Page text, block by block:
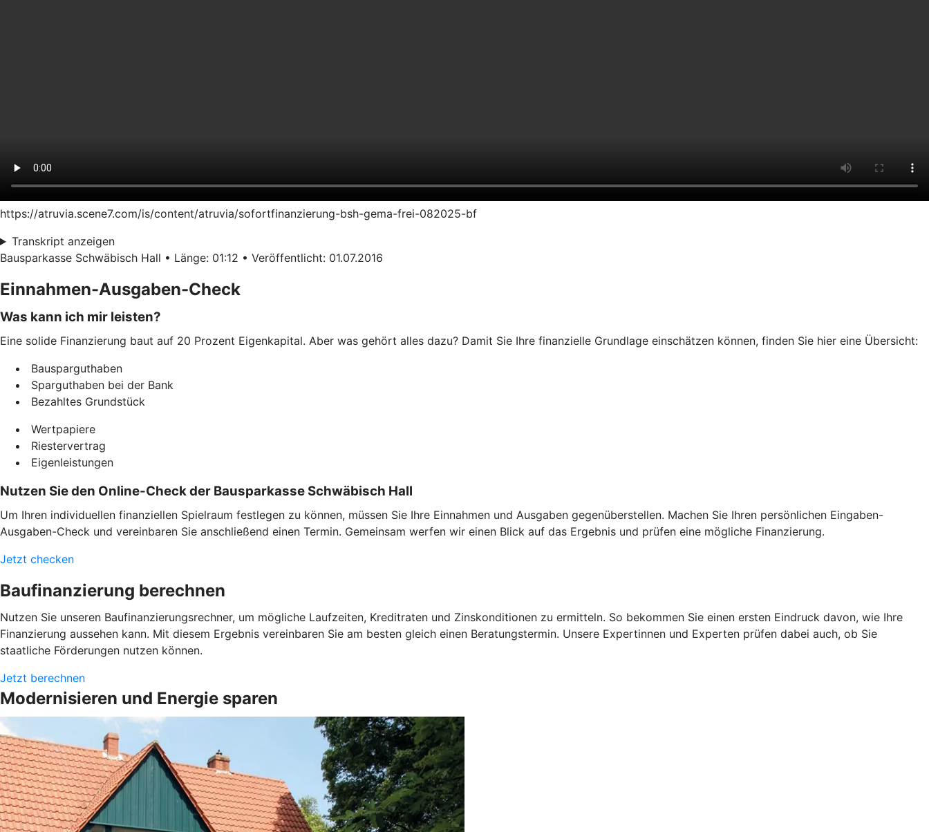
https://atruvia.scene7.com/is/content/atruvia/sofortfinanzierung-bsh-gema-frei-082025-bf
Transkript anzeigen
Bausparkasse Schwäbisch Hall • Länge: 01:12 • Veröffentlicht: 01.07.2016
Einnahmen-Ausgaben-Check
Was kann ich mir leisten?
Eine solide Finanzierung baut auf 20 Prozent Eigenkapital. Aber was gehört alles dazu? Damit Sie Ihre finanzielle Grundlage einschätzen können, finden Sie hier eine Übersicht:
Bausparguthaben
Sparguthaben bei der Bank
Bezahltes Grundstück
Wertpapiere
Riestervertrag
Eigenleistungen
Nutzen Sie den Online-Check der Bausparkasse Schwäbisch Hall
Um Ihren individuellen finanziellen Spielraum festlegen zu können, müssen Sie Ihre Einnahmen und Ausgaben gegenüberstellen. Machen Sie Ihren persönlichen Eingaben-
Ausgaben-Check und vereinbaren Sie anschließend einen Termin. Gemeinsam werfen wir einen Blick auf das Ergebnis und prüfen eine mögliche Finanzierung.
Jetzt checken
Baufinanzierung berechnen
Nutzen Sie unseren Baufinanzierungsrechner, um mögliche Laufzeiten, Kreditraten und Zinskonditionen zu ermitteln. So bekommen Sie einen ersten Eindruck davon, wie Ihre
Finanzierung aussehen kann. Mit diesem Ergebnis vereinbaren Sie am besten gleich einen Beratungstermin. Unsere Expertinnen und Experten prüfen dabei auch, ob Sie
staatliche Förderungen nutzen können.
Jetzt berechnen
Modernisieren und Energie sparen